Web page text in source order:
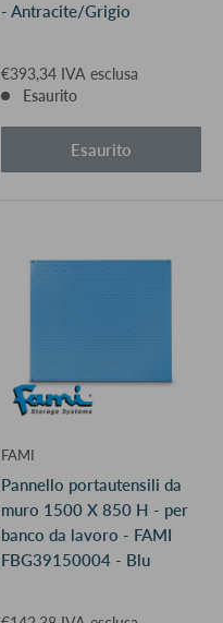
- Antracite/Grigio
€393,34 IVA esclusa
Esaurito
Esaurito
FAMI
Pannello portautensili da
muro 1500 X 850 H - per
banco da lavoro - FAMI
FBG39150004 - Blu